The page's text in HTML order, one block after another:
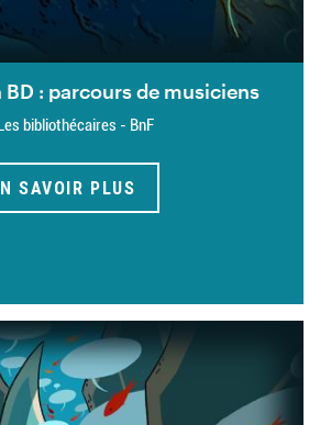
BD : parcours de musiciens
bibliothécaires - BnF
SAVOIR PLUS